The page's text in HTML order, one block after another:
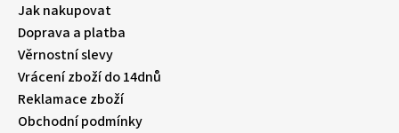
Jak nakupovat
Doprava a platba
Věrnostní slevy
Vrácení zboží do 14dnů
Reklamace zboží
Obchodní podmínky